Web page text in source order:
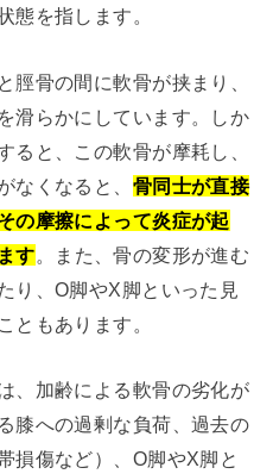
態を指します。
脛骨の間に軟骨が挟まり、
滑らかにしています。しか
ると、この軟骨が摩耗し、
なくなると、 骨同士が直接
の摩擦によって炎症が起
す。また、骨の変形が進む
り、O脚やX脚といった見
ともあります。
、加齢による軟骨の劣化が
膝への過剰な負荷、過去の
損傷など）、O脚やX脚と